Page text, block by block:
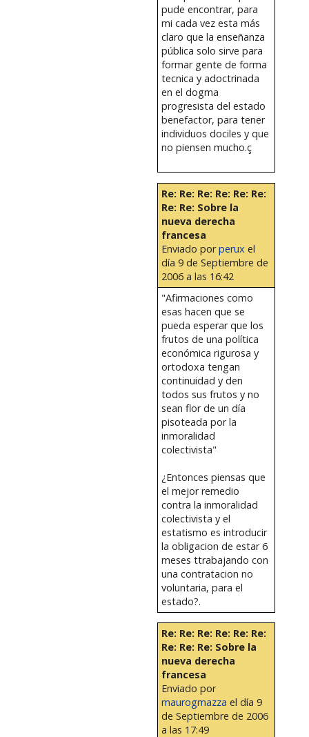
pude encontrar, para
mi cada vez esta más
claro que la enseñanza
pública solo sirve para
formar gente de forma
tecnica y adoctrinada
en el dogma
progresista del estado
benefactor, para tener
individuos dociles y que
no piensen mucho.ç
Re: Re: Re: Re: Re: Re:
Re: Re: Sobre la
nueva derecha
francesa
Enviado porperux el
día 9 de Septiembre de
2006 a las 16:42
"Afirmaciones como
esas hacen que se
pueda esperar que los
frutos de una política
económica rigurosa y
ortodoxa tengan
continuidad y den
todos sus frutos y no
sean flor de un día
pisoteada por la
inmoralidad
colectivista"
¿Entonces piensas que
el mejor remedio
contra la inmoralidad
colectivista y el
estatismo es introducir
la obligacion de estar 6
meses ttrabajando con
una contratacion no
voluntaria, para el
estado?.
Re: Re: Re: Re: Re: Re:
Re: Re: Re: Sobre la
nueva derecha
francesa
Enviado por
maurogmazza el día 9
de Septiembre de 2006
a las 17:49